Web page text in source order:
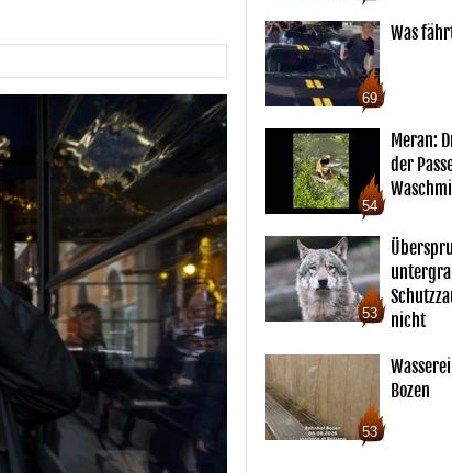
69
Was
54
Meran:
der
53
nicht
53
Bozen